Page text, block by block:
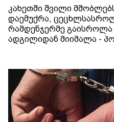
კახეთში შვილი
დაემუქრა,
რამდენჯერმე გაისროლა
ადგილიდან მიიმალა -